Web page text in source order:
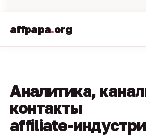
affpapa.org
Аналитика,
контакты
affiliate-